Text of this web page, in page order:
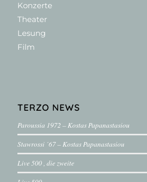
Konzerte
Theater
Lesung
Film
TERZO NEWS
Paroussia 1972 – Kostas Papanastasiou
Stawrossi ´67 – Kostas Papanastasiou
Live 500 , die zweite